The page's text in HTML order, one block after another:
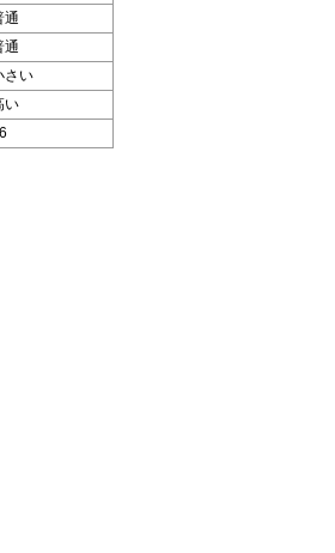
通
通
さい
い